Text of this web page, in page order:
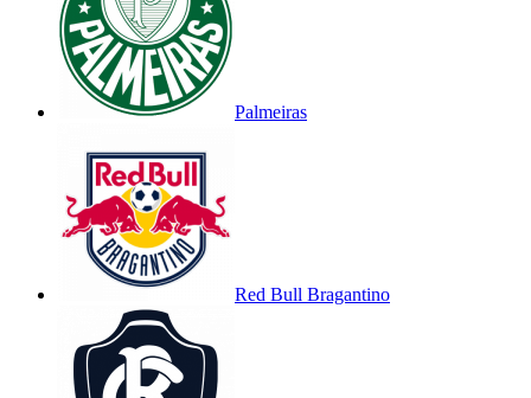
Palmeiras
Red Bull Bragantino